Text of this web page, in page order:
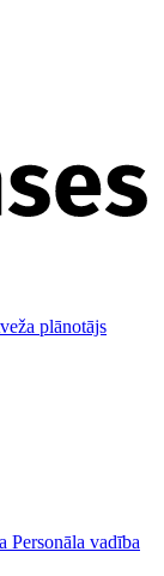
plānotājs
Personāla vadība